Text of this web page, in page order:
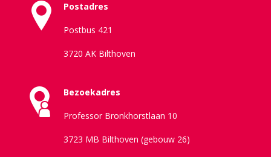
Postadres
Postbus 421
3720 AK Bilthoven
Bezoekadres
Professor Bronkhorstlaan 10
3723 MB Bilthoven (gebouw 26)